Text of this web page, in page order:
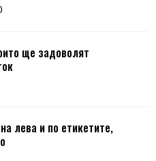
ще задоволят
лева и по етикетите,